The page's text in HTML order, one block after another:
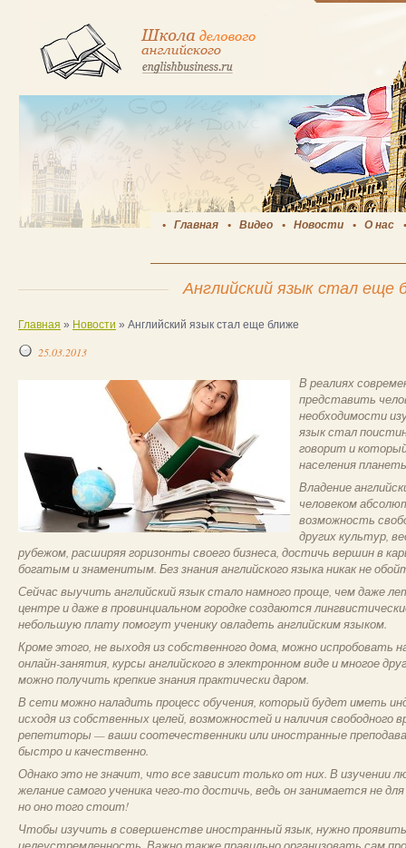
Главная Видео Новости О нас
Английский язык стал еще
Главная » Новости » Английский язык стал еще ближе
25.03.2013
В реалиях
представить
необходимости
язык стал
говорит и
населения
Владение
человеком
возможность
других культур,
рубежом, расширяя горизонты своего бизнеса, достичь вершин в
богатым и знаменитым. Без знания английского языка никак не
Сейчас выучить английский язык стало намного проще, чем даже
центре и даже в провинциальном городке создаются
небольшую плату помогут ученику овладеть английским языком.
Кроме этого, не выходя из собственного дома, можно испробовать
онлайн-занятия, курсы английского в электронном виде и многое
можно получить крепкие знания практически даром.
В сети можно наладить процесс обучения, который будет иметь
исходя из собственных целей, возможностей и наличия свободного
репетиторы — ваши соотечественники или иностранные
быстро и качественно.
Однако это не значит, что все зависит только от них. В изучении
желание самого ученика чего-то достичь, ведь он занимается не
но оно того стоит!
Чтобы изучить в совершенстве иностранный язык, нужно